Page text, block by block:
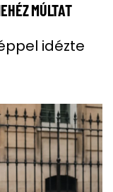
MÚLTAT
idézte